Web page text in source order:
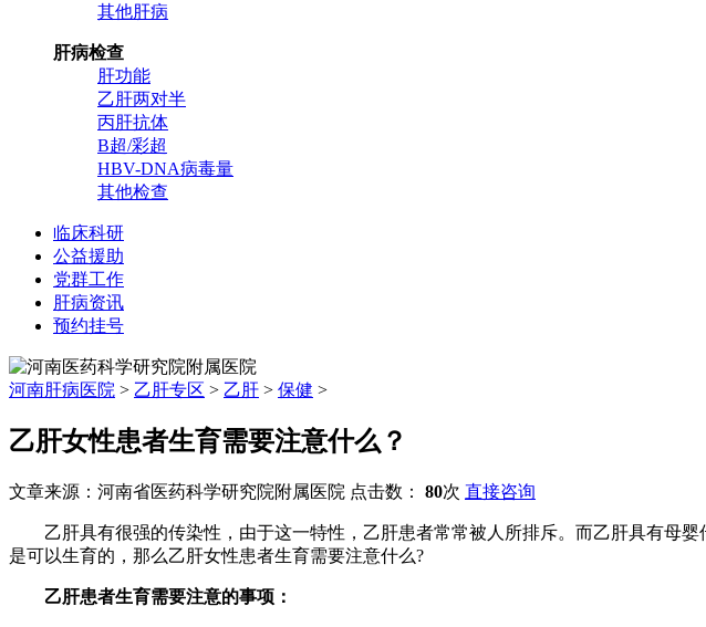
其他肝病
肝病检查
肝功能
乙肝两对半
丙肝抗体
B超/彩超
HBV-DNA病毒量
其他检查
临床科研
公益援助
党群工作
肝病资讯
预约挂号
河南肝病医院 > 乙肝专区 > 乙肝 > 保健 >
乙肝女性患者生育需要注意什么？
文章来源：河南省医药科学研究院附属医院 点击数： 80次 直接咨询
乙肝具有很强的传染性，由于这一特性，乙肝患者常常被人所排斥。而乙肝具有母婴
是可以生育的，那么乙肝女性患者生育需要注意什么?
乙肝患者生育需要注意的事项：